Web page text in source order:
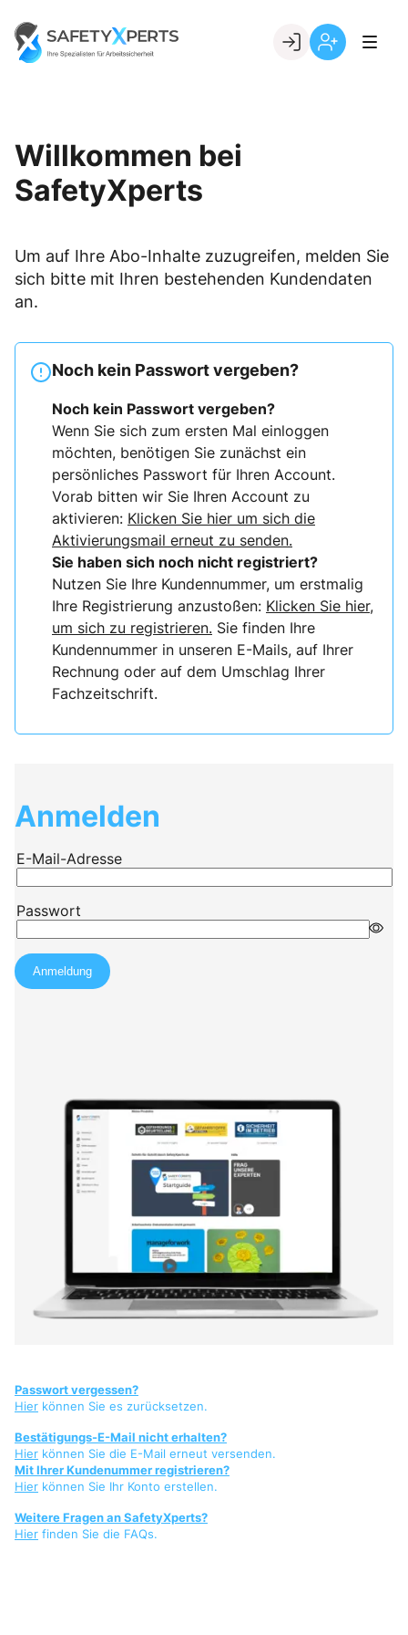
content
Go to landing page.
Willkommen bei
SafetyXperts
Um auf Ihre Abo-Inhalte zuzugreifen, melden Sie
sich bitte mit Ihren bestehenden Kundendaten
an.
Noch kein Passwort vergeben?
Noch kein Passwort vergeben?
Wenn Sie sich zum ersten Mal einloggen
möchten, benötigen Sie zunächst ein
persönliches Passwort für Ihren Account.
Vorab bitten wir Sie Ihren Account zu
aktivieren: Klicken Sie hier um sich die
Aktivierungsmail erneut zu senden.
Sie haben sich noch nicht registriert?
Nutzen Sie Ihre Kundennummer, um erstmalig
Ihre Registrierung anzustoßen: Klicken Sie hier,
um sich zu registrieren. Sie finden Ihre
Kundennummer in unseren E-Mails, auf Ihrer
Rechnung oder auf dem Umschlag Ihrer
Fachzeitschrift.
Anmelden
Passwort vergessen?
Hier können Sie es zurücksetzen.
Bestätigungs-E-Mail nicht erhalten?
Hier können Sie die E-Mail erneut versenden.
Mit Ihrer Kundenummer registrieren?
Hier können Sie Ihr Konto erstellen.
Weitere Fragen an SafetyXperts?
Hier finden Sie die FAQs.